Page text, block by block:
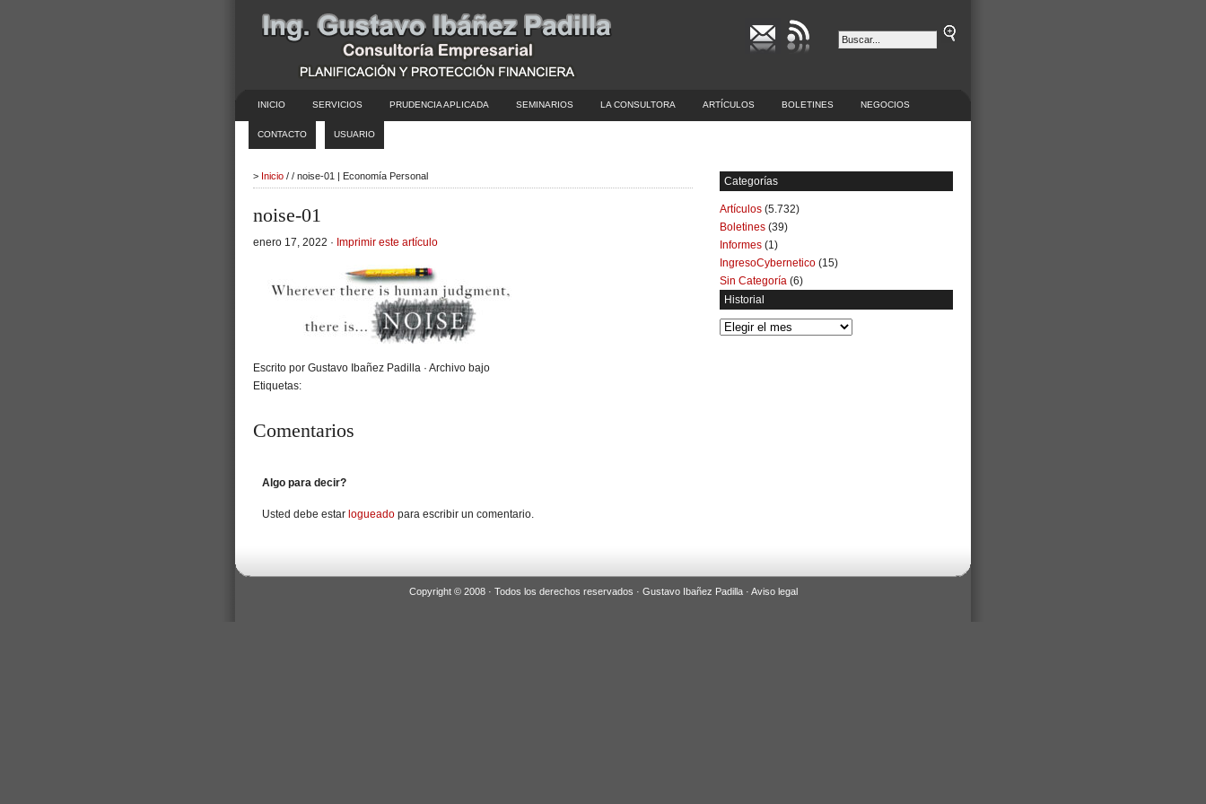
INICIO SERVICIOS PRUDENCIA APLICADA SEMINARIOS LA CONSULTORA ARTÍCULOS BOLETINES NEGOCIOS
CONTACTO USUARIO
> Inicio / / noise-01 | Economía Personal
noise-01
enero 17, 2022 · Imprimir este artículo
Escrito por Gustavo Ibañez Padilla · Archivo bajo
Etiquetas:
Comentarios
Algo para decir?
Usted debe estar logueado para escribir un comentario.
Categorías
Artículos (5.732)
Boletines (39)
Informes (1)
IngresoCybernetico (15)
Sin Categoría (6)
Historial
Historial
Copyright © 2008 · Todos los derechos reservados · Gustavo Ibañez Padilla · Aviso legal